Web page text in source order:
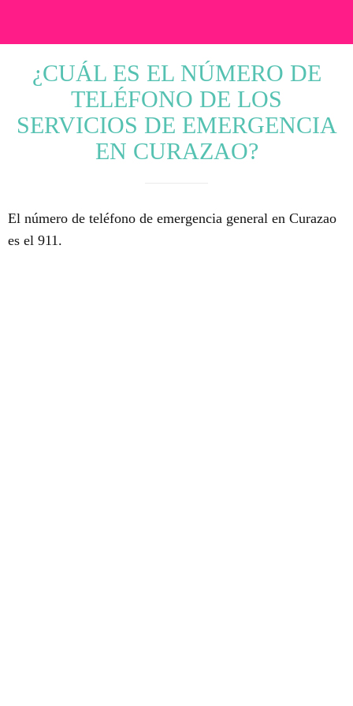
¿CUÁL ES EL NÚMERO DE
TELÉFONO DE LOS
SERVICIOS DE EMERGENCIA
EN CURAZAO?
El número de teléfono de emergencia general en Curazao
es el 911.